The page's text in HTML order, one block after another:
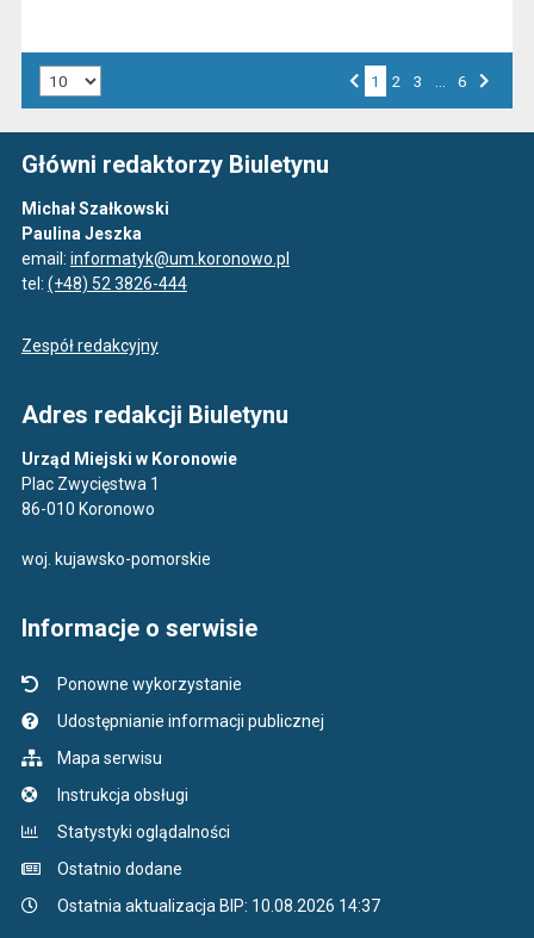
1 2 3 6
Główni redaktorzy Biuletynu
Michał Szałkowski
Paulina Jeszka
email: informatyk@um.koronowo.pl
tel: (+48) 52 3826-444
Zespół redakcyjny
Adres redakcji Biuletynu
Urząd Miejski w Koronowie
Plac Zwycięstwa 1
86-010 Koronowo
woj. kujawsko-pomorskie
Informacje o serwisie
Ponowne wykorzystanie
Udostępnianie informacji publicznej
Mapa serwisu
Instrukcja obsługi
Statystyki oglądalności
Ostatnio dodane
Ostatnia aktualizacja BIP: 10.08.2026 14:37